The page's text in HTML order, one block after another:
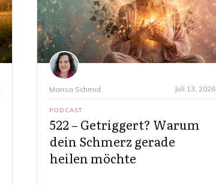
Marisa Schmid Juli 13, 2026
PODCAST
522 – Getriggert? Warum
dein Schmerz gerade
heilen möchte